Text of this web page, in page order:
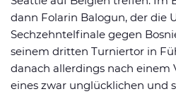
dann Folarin Balogun, der die
Sechzehntelfinale gegen
seinem dritten Turniertor in
danach allerdings nach einem
eines zwar unglücklichen und